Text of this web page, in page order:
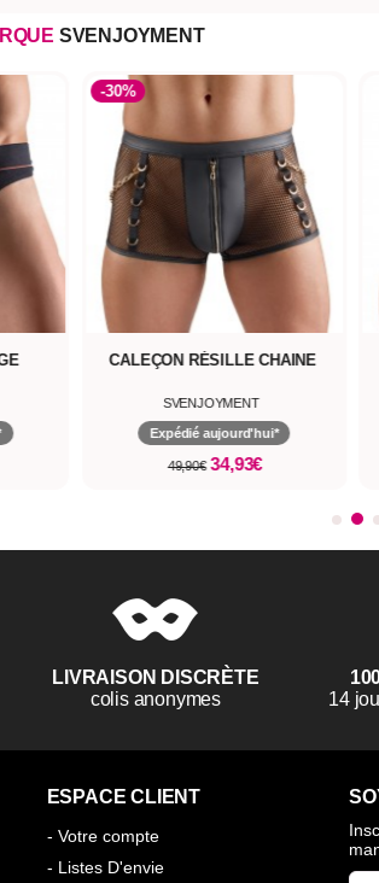
SVENJOYMENT
STRING SHOWMASTER
SVENJOYMENT
Expédié aujourd'hui*
24,90€
LIVRAISON DISCRÈTE
colis anonymes
14
ESPACE CLIENT
- Votre compte
- Listes D'envie